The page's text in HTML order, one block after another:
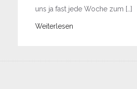
uns ja fast jede Woche zum […]
Weiterlesen